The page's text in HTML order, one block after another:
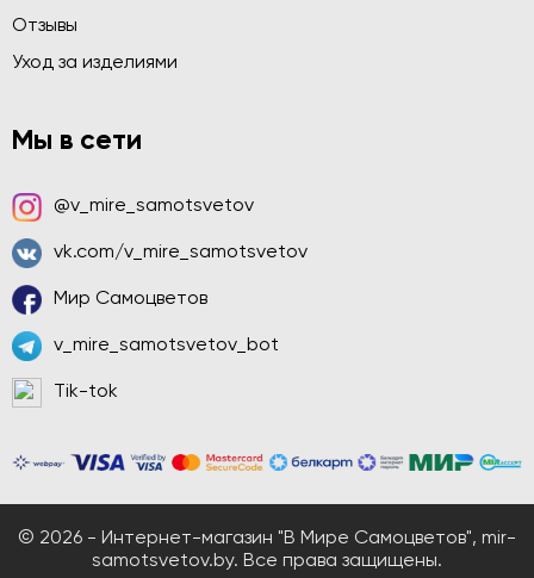
Отзывы
Уход за изделиями
Мы в сети
@v_mire_samotsvetov
vk.com/v_mire_samotsvetov
Мир Самоцветов
v_mire_samotsvetov_bot
Tik-tok
© 2026 - Интернет-магазин "В Мире Самоцветов", mir-
samotsvetov.by. Все права защищены.